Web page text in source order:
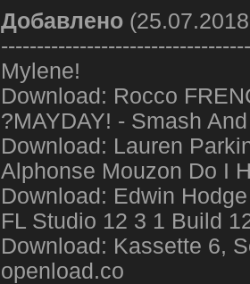
Добавлено
Mylene!
Download: Rocco
?MAYDAY! - Smash
Download: Lauren
Alphonse Mouzon Do I
Download: Edwin
FL Studio 12 3 1 Build
Download: Kassette 6,
openload.co